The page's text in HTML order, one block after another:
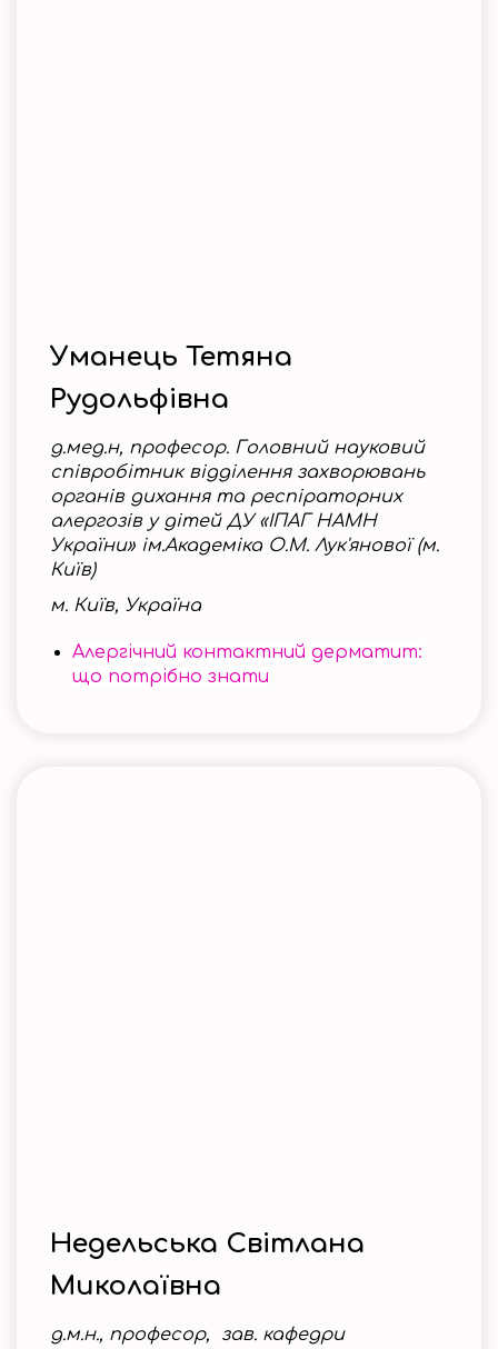
Уманець Тетяна
Рудольфівна
д.мед.н, професор. Головний науковий
співробітник відділення захворювань
органів дихання та респіраторних
алергозів у дітей ДУ «ІПАГ НАМН
України» ім.Академіка О.М. Лук'янової (м.
Київ)
м. Київ, Україна
Алергічний контактний дерматит:
що потрібно знати
Недельська Світлана
Миколаївна
д.м.н., професор, зав. кафедри